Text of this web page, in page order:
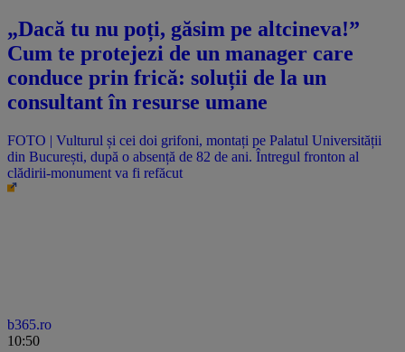
„Dacă tu nu poți, găsim pe altcineva!”
Cum te protejezi de un manager care
conduce prin frică: soluții de la un
consultant în resurse umane
FOTO | Vulturul și cei doi grifoni, montați pe Palatul Universității
din București, după o absență de 82 de ani. Întregul fronton al
clădirii-monument va fi refăcut
b365.ro
10:50